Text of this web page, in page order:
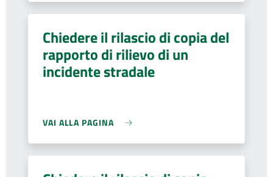
Chiedere il rilascio di copia del
rapporto di rilievo di un
incidente stradale
VAI ALLA PAGINA